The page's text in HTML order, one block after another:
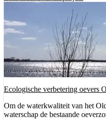
Ecologische verbetering oevers
Om de waterkwaliteit van het
waterschap de bestaande